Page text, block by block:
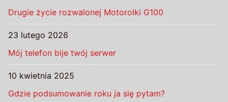
Drugie życie rozwalonej Motorolki G100
23 lutego 2026
Mój telefon bije twój serwer
10 kwietnia 2025
Gdzie podsumowanie roku ja się pytam?